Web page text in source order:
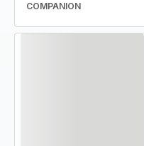
COMPANION